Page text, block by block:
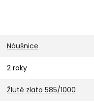
Náušnice
2 roky
Žluté zlato 585/1000